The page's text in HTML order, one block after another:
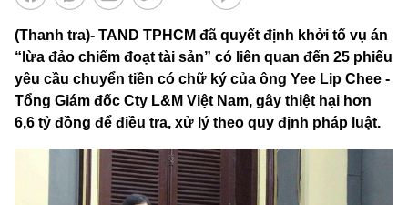
(Thanh tra)- TAND TPHCM đã quyết định khởi tố vụ án
“lừa đảo chiếm đoạt tài sản” có liên quan đến 25 phiếu
yêu cầu chuyển tiền có chữ ký của ông Yee Lip Chee -
Tổng Giám đốc Cty L&M Việt Nam, gây thiệt hại hơn
6,6 tỷ đồng để điều tra, xử lý theo quy định pháp luật.